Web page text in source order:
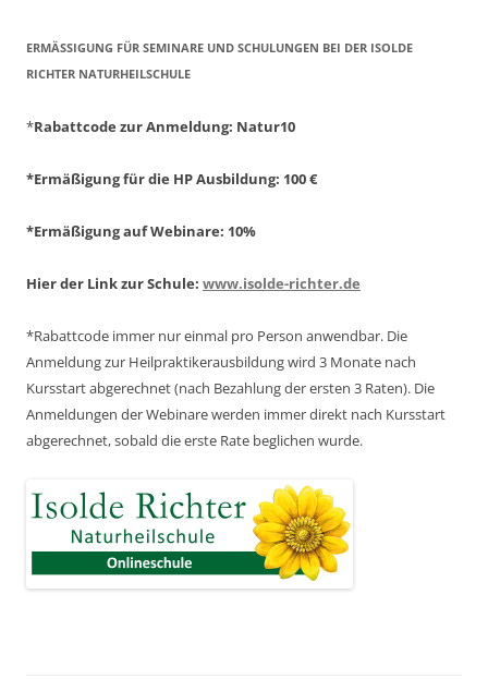
ERMÄSSIGUNG FÜR SEMINARE UND SCHULUNGEN BEI DER ISOLDE R
ICHTER NATURHEILSCHULE
*Rabattcode zur Anmeldung: Natur10
*Ermäßigung für die HP Ausbildung: 100 €
*Ermäßigung auf Webinare: 10%
Hier der Link zur Schule: www.isolde-richter.de
*Rabattcode immer nur einmal pro Person anwendbar. Die
Anmeldung zur Heilpraktikerausbildung wird 3 Monate nach
Kursstart abgerechnet(nach Bezahlung der ersten 3 Raten). Die
Anmeldungen der Webinare werden immer direkt nach Kursstart
abgerechnet,sobald die erste Rate beglichen wurde.